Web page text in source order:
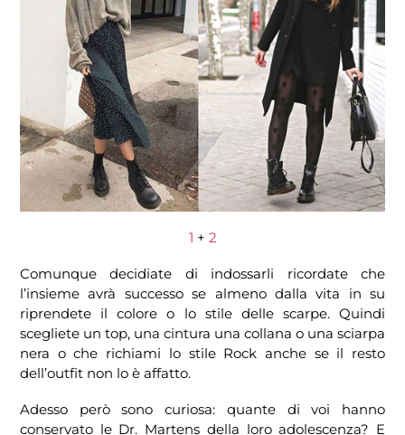
1 + 2
Comunque decidiate di indossarli ricordate che
l’insieme avrà successo se almeno dalla vita in su
riprendete il colore o lo stile delle scarpe. Quindi
scegliete un top, una cintura una collana o una sciarpa
nera o che richiami lo stile Rock anche se il resto
dell’outfit non lo è affatto.
Adesso però sono curiosa: quante di voi hanno
conservato le Dr. Martens della loro adolescenza? E